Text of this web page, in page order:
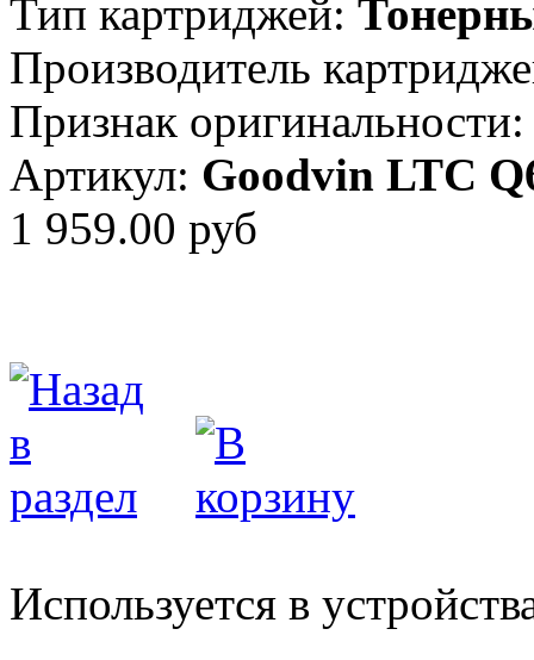
Тип картриджей:
Производитель
Признак оригинальности:
Артикул: Goodvin LTC
1 959.00 руб
Используется в